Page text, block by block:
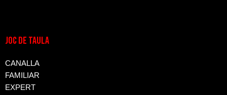
JOC DE TAULA
CANALLA
FAMILIAR
EXPERT